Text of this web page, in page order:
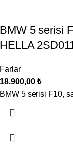
BMW 5 serisi
HELLA
Farlar
18.900,00 ₺
BMW 5 serisi F10,